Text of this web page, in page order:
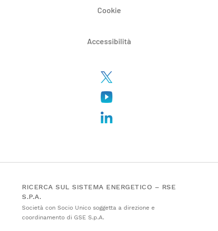
Cookie
Accessibilità
RICERCA SUL SISTEMA ENERGETICO – RSE
S.P.A.
Società con Socio Unico soggetta a direzione e
coordinamento di GSE S.p.A.